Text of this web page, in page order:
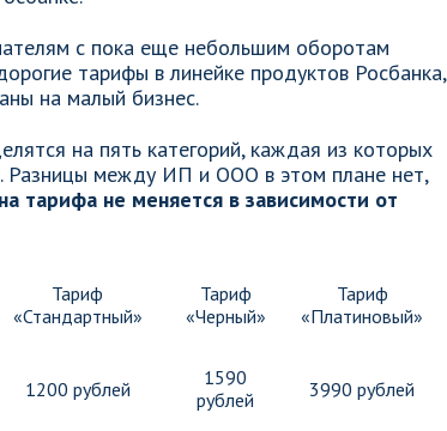
с пока еще небольшим оборотам
тарифы в линейке продуктов Росбанка,
на малый бизнес.
на пять категорий, каждая из которых
Разницы между ИП и ООО в этом плане нет,
тарифа не меняется в зависимости от
Тариф
«Стандартный»
Тариф
«Черный»
Тариф
«Платиновый»
1200 рублей
1590
рублей
3990 рублей